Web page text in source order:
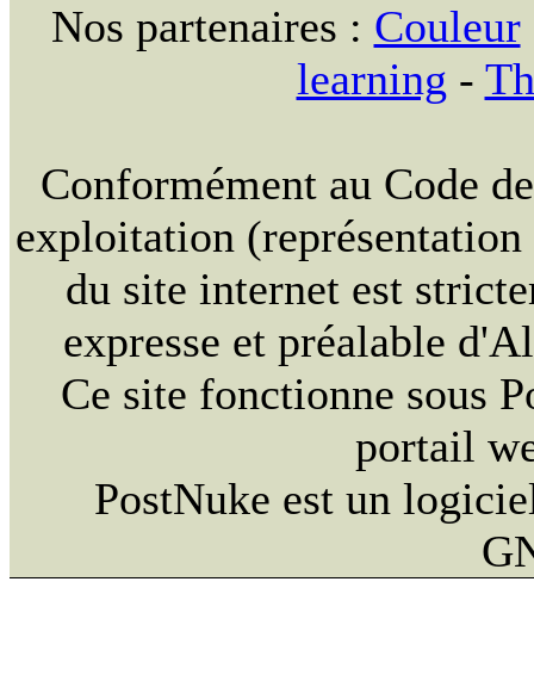
Nos partenaires : Couleur
learning -
Conformément au Code
exploitation
du site internet est
expresse et préalable
Ce site fonctionne sous
portail
PostNuke est un